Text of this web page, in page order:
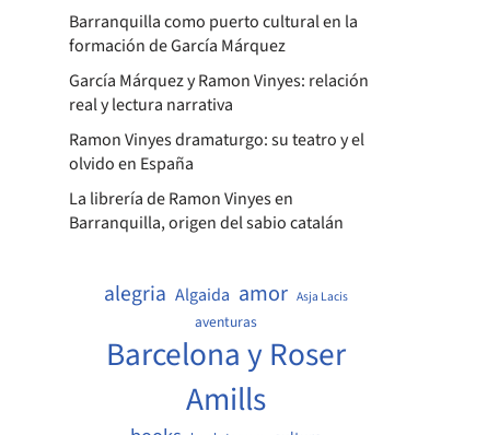
Barranquilla como puerto cultural en la
formación de García Márquez
García Márquez y Ramon Vinyes: relación
real y lectura narrativa
Ramon Vinyes dramaturgo: su teatro y el
olvido en España
La librería de Ramon Vinyes en
Barranquilla, origen del sabio catalán
alegria Algaida amor Asja Lacis
aventuras
Barcelona y Roser
Amills